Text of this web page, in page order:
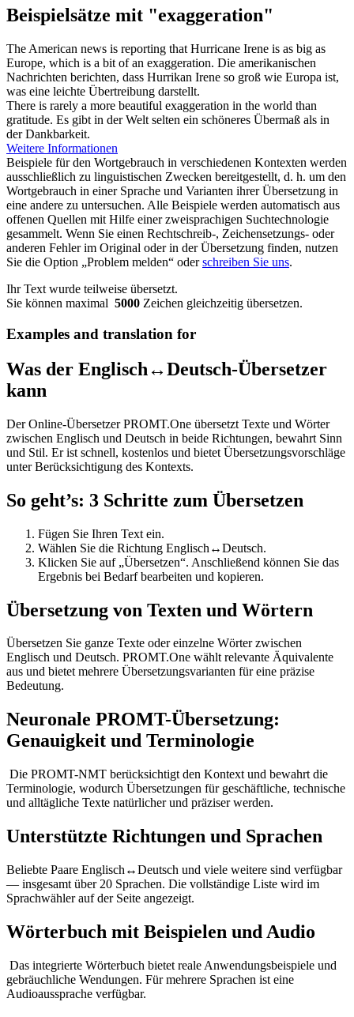
Beispielsätze mit "exaggeration"
The American news is reporting that Hurricane Irene is as big as
Europe, which is a bit of an exaggeration. Die amerikanischen
Nachrichten berichten, dass Hurrikan Irene so groß wie Europa ist,
was eine leichte Übertreibung darstellt.
There is rarely a more beautiful exaggeration in the world than
gratitude. Es gibt in der Welt selten ein schöneres Übermaß als in
der Dankbarkeit.
Weitere Informationen
Beispiele für den Wortgebrauch in verschiedenen Kontexten werden
ausschließlich zu linguistischen Zwecken bereitgestellt, d. h. um den
Wortgebrauch in einer Sprache und Varianten ihrer Übersetzung in
eine andere zu untersuchen. Alle Beispiele werden automatisch aus
offenen Quellen mit Hilfe einer zweisprachigen Suchtechnologie
gesammelt. Wenn Sie einen Rechtschreib-, Zeichensetzungs- oder
anderen Fehler im Original oder in der Übersetzung finden, nutzen
Sie die Option „Problem melden“ oderschreiben Sie uns.
Ihr Text wurde teilweise übersetzt.
Sie können maximal 5000 Zeichen gleichzeitig übersetzen.
Examples and translation for
Was der Englisch↔Deutsch-Übersetzer
kann
Der Online-Übersetzer PROMT.One übersetzt Texte und Wörter
zwischen Englisch und Deutsch in beide Richtungen, bewahrt Sinn
und Stil. Er ist schnell, kostenlos und bietet Übersetzungsvorschläge
unter Berücksichtigung des Kontexts.
So geht’s: 3 Schritte zum Übersetzen
Fügen Sie Ihren Text ein.
Wählen Sie die Richtung Englisch↔Deutsch.
Klicken Sie auf „Übersetzen“. Anschließend können Sie das
Ergebnis bei Bedarf bearbeiten und kopieren.
Übersetzung von Texten und Wörtern
Übersetzen Sie ganze Texte oder einzelne Wörter zwischen
Englisch und Deutsch. PROMT.One wählt relevante Äquivalente
aus und bietet mehrere Übersetzungsvarianten für eine präzise
Bedeutung.
Neuronale PROMT-Übersetzung:
Genauigkeit und Terminologie
Die PROMT-NMT berücksichtigt den Kontext und bewahrt die
Terminologie, wodurch Übersetzungen für geschäftliche, technische
und alltägliche Texte natürlicher und präziser werden.
Unterstützte Richtungen und Sprachen
Beliebte Paare Englisch↔Deutsch und viele weitere sind verfügbar
— insgesamt über 20 Sprachen. Die vollständige Liste wird im
Sprachwähler auf der Seite angezeigt.
Wörterbuch mit Beispielen und Audio
Das integrierte Wörterbuch bietet reale Anwendungsbeispiele und
gebräuchliche Wendungen. Für mehrere Sprachen ist eine
Audioaussprache verfügbar.